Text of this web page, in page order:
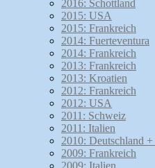
2016: Schottland
2015: USA
2015: Frankreich
2014: Fuerteventura
2014: Frankreich
2013: Frankreich
2013: Kroatien
2012: Frankreich
2012: USA
2011: Schweiz
2011: Italien
2010: Deutschland
2009: Frankreich
2009: Italien